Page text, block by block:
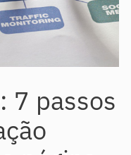
7 passos